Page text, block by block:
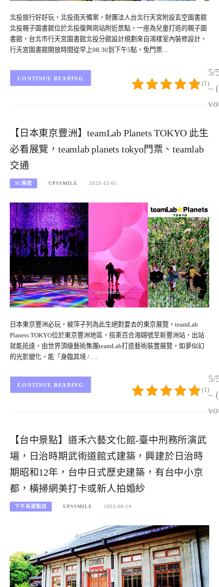
北投旅行好好玩，北投雨天備案，財團法人台北行天宮附設玄空圖書館
北投親子圖書館位於北投復興崗站附近景點，一座為兒童打造的親子圖
書館，台北市行天宮圖書館北投分館設計規劃來自鴻樣室內裝修設計，
行天宮圖書館開放時間從早上08:30到下午5點，免門票…
5/
–
(1)
CONTINUE READING
【日本東京豐洲】teamLab Planets TOKYO 此生
必看展覽，teamlab planets tokyo門票、teamlab
交通
3C美妝 UPSSMILE 2023-12-05
日本東京豐洲必玩，被萍子列為此生絕對要去的東京展覽，teamLab
Planets TOKYO位於東京豐洲地區，搭乘百合海鷗號至新豐洲站，出站
就能抵達，由世界頂級藝術集團teamLab打造藝術裝置展覽，如夢似幻
的光影變化，能「身臨其境 / …
5/
–
(1)
CONTINUE READING
【台中景點】道禾六藝文化館-臺中刑務所演武
場，日治時期武術道館式建築，興建於日治時
期昭和12年，台中日式歷史建築，有台中小京
都，橫掃網美打卡或新人拍婚紗
下午茶甜點店 UPSSMILE 2023-06-14